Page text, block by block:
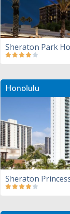
Sheraton Park
Honolulu
Sheraton